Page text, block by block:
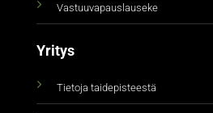
Vastuuvapauslauseke
Yritys
Tietoja taidepisteestä